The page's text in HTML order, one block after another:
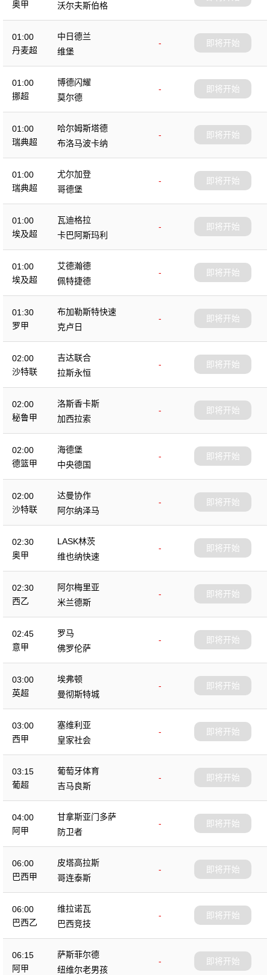
奥甲
沃尔夫斯伯格
01:00
丹麦超
中日德兰
-
维堡
即将开始
01:00
挪超
博德闪耀
-
莫尔德
即将开始
01:00
瑞典超
哈尔姆斯塔德
-
布洛马波卡纳
即将开始
01:00
瑞典超
尤尔加登
-
哥德堡
即将开始
01:00
埃及超
瓦迪格拉
-
卡巴阿斯玛利
即将开始
01:00
埃及超
艾德瀚德
-
佩特捷德
即将开始
01:30
罗甲
布加勒斯特快速
-
克卢日
即将开始
02:00
沙特联
吉达联合
-
拉斯永恒
即将开始
02:00
秘鲁甲
洛斯香卡斯
-
加西拉索
即将开始
02:00
德篮甲
海德堡
-
中央德国
即将开始
02:00
沙特联
达曼协作
-
阿尔纳泽马
即将开始
02:30
奥甲
LASK林茨
-
维也纳快速
即将开始
02:30
西乙
阿尔梅里亚
-
米兰德斯
即将开始
02:45
意甲
罗马
-
佛罗伦萨
即将开始
03:00
英超
埃弗顿
-
曼彻斯特城
即将开始
03:00
西甲
塞维利亚
-
皇家社会
即将开始
03:15
葡超
葡萄牙体育
-
吉马良斯
即将开始
04:00
阿甲
甘拿斯亚门多萨
-
防卫者
即将开始
06:00
巴西甲
皮塔高拉斯
-
哥连泰斯
即将开始
06:00
巴西乙
维拉诺瓦
-
巴西竞技
即将开始
06:15
阿甲
萨斯菲尔德
-
纽维尔老男孩
即将开始